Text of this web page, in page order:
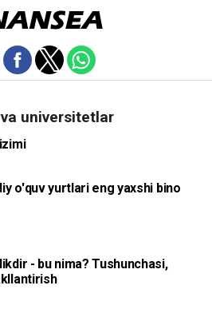
universitetlar
o'quv yurtlari eng yaxshi bino
- bu nima? Tushunchasi,